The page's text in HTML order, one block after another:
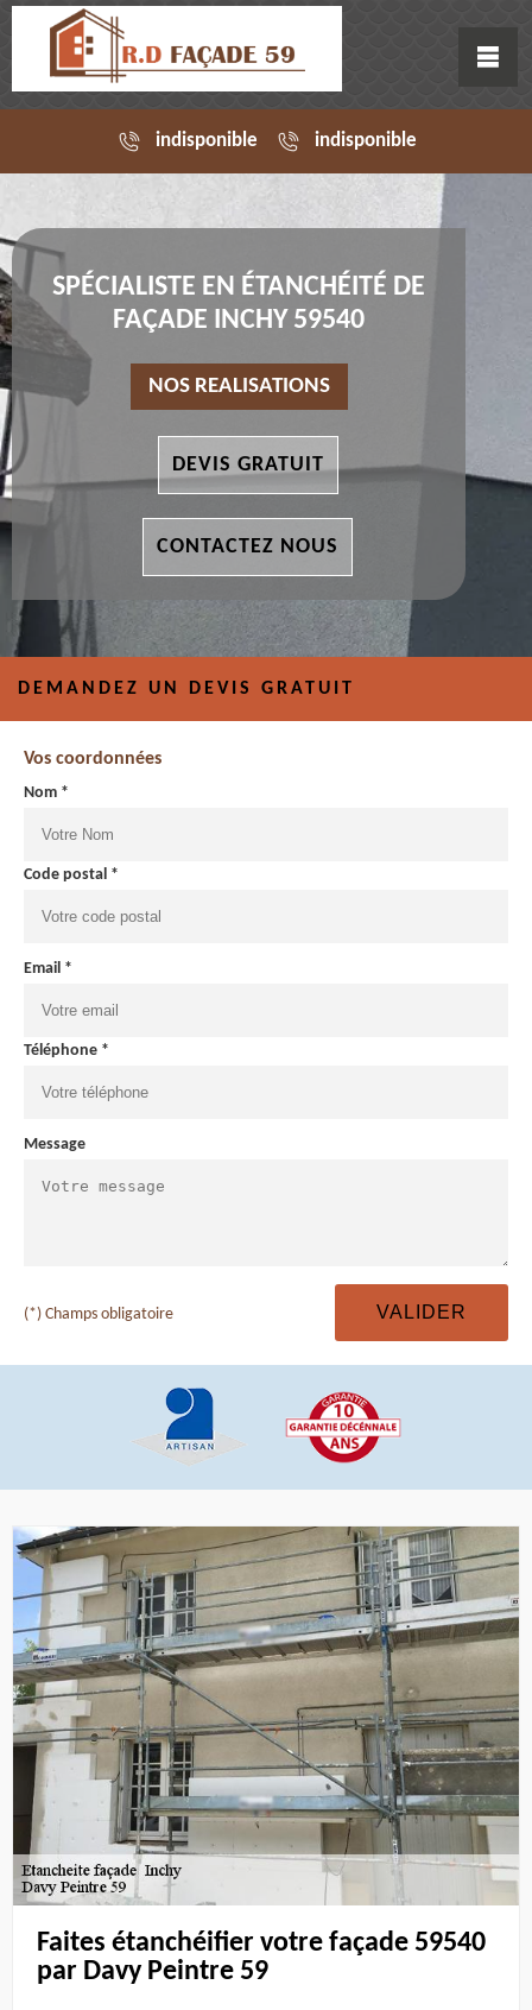
indisponible indisponible
SPÉCIALISTE EN ÉTANCHÉITÉ DE
FAÇADE INCHY 59540
NOS REALISATIONS
DEVIS GRATUIT
CONTACTEZ NOUS
DEMANDEZ UN DEVIS GRATUIT
Vos coordonnées
Nom *
Code postal *
Email *
Téléphone *
Message
(*) Champs obligatoire
Faites étanchéifier votre façade 59540
par Davy Peintre 59